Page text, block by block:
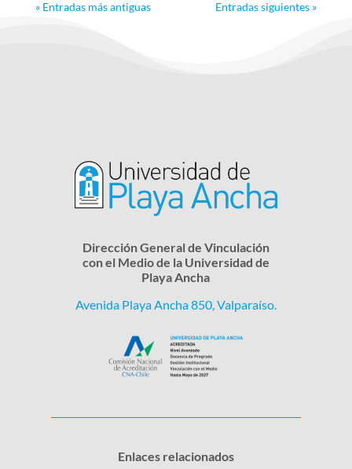
« Entradas más antiguas Entradas siguientes »
Dirección General de Vinculación
con el Medio de la Universidad de
Playa Ancha
Avenida Playa Ancha 850, Valparaíso.
Enlaces relacionados